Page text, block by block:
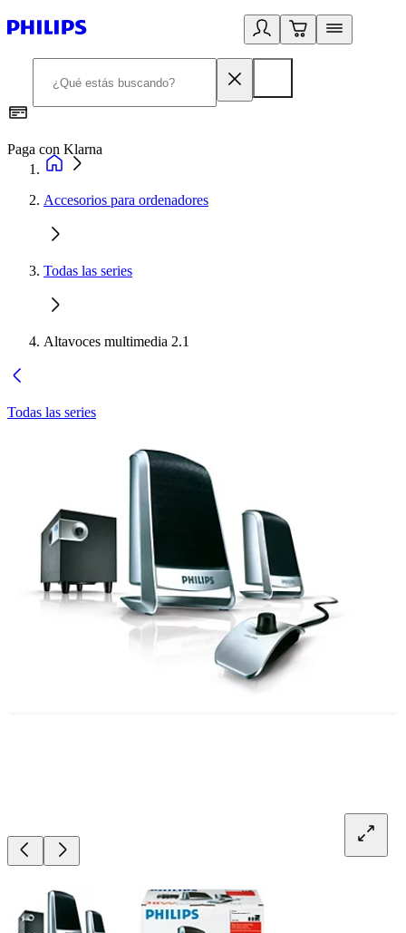
Paga con Klarna
Accesorios para ordenadores
Todas las series
Altavoces multimedia 2.1
Todas las series